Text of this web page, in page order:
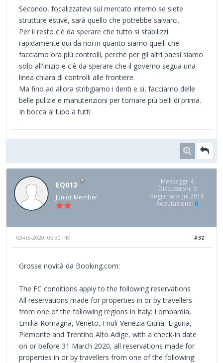
Secondo, focalizzatevi sul mercato interno se siete
strutture estive, sarà quello che potrebbe salvarci.
Per il resto c'è da sperare che tutto si stabilizzi
rapidamente qui da noi in quanto siamo quelli che
facciamo ora più controlli, perchè per gli altri paesi siamo
solo all'inizio e c'è da sperare che il governo segua una
linea chiara di controlli alle frontiere.
Ma fino ad allora stribgiamo i denti e si, facciamo delle
belle pulizie e manutenzioni per tornare più belli di prima.
In bocca al lupo a tutti
EQ012
Junior Member
Messaggi: 4
Discussioni: 0
Registrato: Jul 2016
Reputazione: 0
#32
03-05-2020, 05:30 PM
Grosse novità da Booking.com:
The FC conditions apply to the following reservations
All reservations made for properties in or by travellers
from one of the following regions in Italy: Lombardia,
Emilia-Romagna, Veneto, Friuli-Venezia Giulia, Liguria,
Piemonte and Trentino Alto Adige, with a check-in date
on or before 31 March 2020, all reservations made for
properties in or by travellers from one of the following